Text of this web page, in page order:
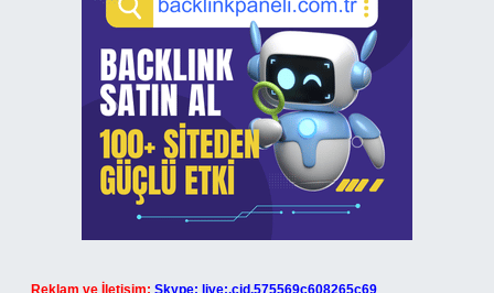
Reklam ve İletişim: Skype: live:.cid.575569c608265c69